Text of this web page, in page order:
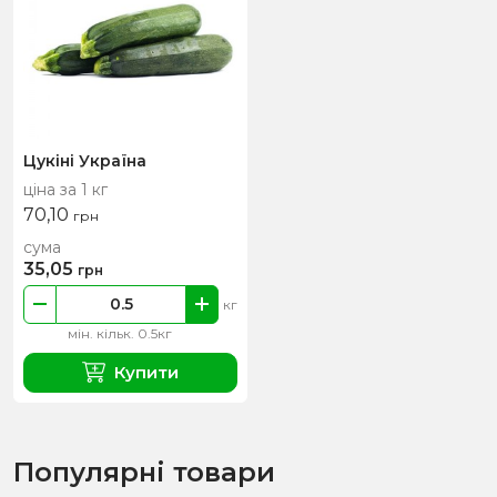
Цукіні Україна
ціна за 1 кг
70,10 грн
мін. кільк. 0.5кг
кг
сума
35,05 грн
Купити
Популярні товари